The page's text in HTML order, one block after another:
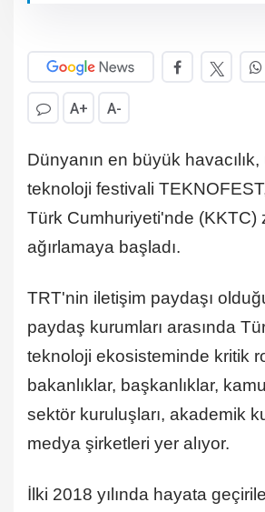
A+ A-
Dünyanın en büyük
teknoloji festivali
Türk Cumhuriyeti'nde (KKTC)
ağırlamaya başladı.
TRT'nin iletişim paydaşı
paydaş kurumları arasında
teknoloji ekosisteminde kritik
bakanlıklar, başkanlıklar,
sektör kuruluşları, akademik
medya şirketleri yer alıyor.
İlki 2018 yılında hayata